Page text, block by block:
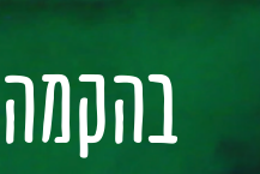
בהקמה